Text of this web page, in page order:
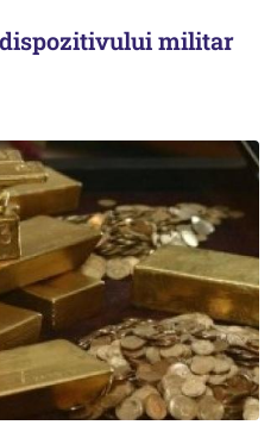
militar